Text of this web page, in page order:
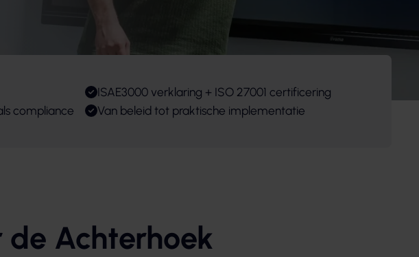
ISAE3000 verklaring + ISO 27001 certificering
compliance
Van beleid tot praktische implementatie
Achterhoek